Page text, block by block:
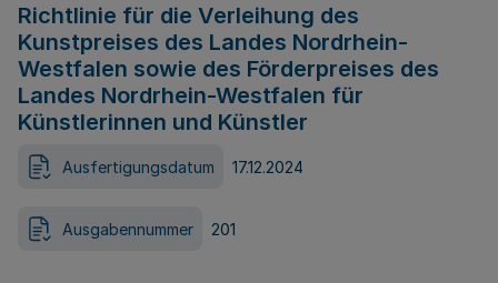
Richtlinie für die Verleihung des
Kunstpreises des Landes Nordrhein-
Westfalen sowie des Förderpreises des
Landes Nordrhein-Westfalen für
Künstlerinnen und Künstler
Ausfertigungsdatum 17.12.2024
Ausgabennummer 201